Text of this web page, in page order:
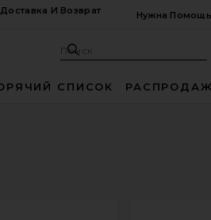
И Возврат
Нужна
Поиск
СПИСОК